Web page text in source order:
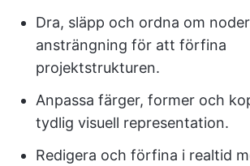
Dra, släpp och ordna om
ansträngning för att förfina
projektstrukturen.
Anpassa färger, former och
tydlig visuell representation.
Redigera och förfina i realtid